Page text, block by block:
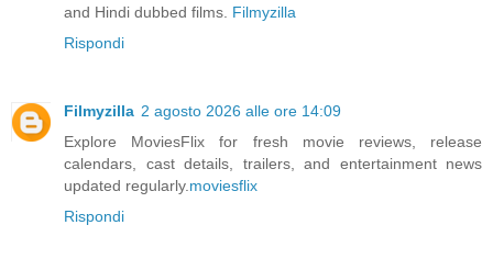
and Hindi dubbed films. Filmyzilla
Rispondi
Filmyzilla 2 agosto 2026 alle ore 14:09
Explore MoviesFlix for fresh movie reviews, release
calendars, cast details, trailers, and entertainment news
updated regularly. moviesflix
Rispondi